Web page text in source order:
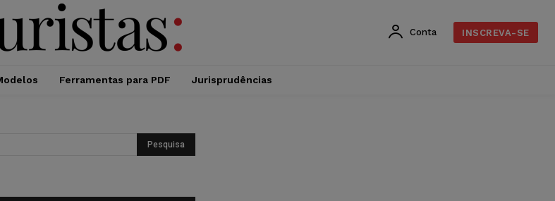
Conta INSCREVA-SE
Ferramentas para PDF Jurisprudências